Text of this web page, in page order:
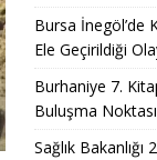
Bursa İnegöl’de
Ele Geçirildiği
Burhaniye 7.
Buluşma Noktası
Sağlık